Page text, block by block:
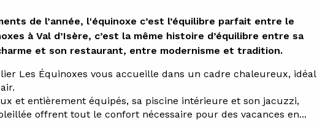
de l’année, l'équinoxe c’est l’équilibre parfait entre le
à Val d’Isère, c’est la même histoire d’équilibre entre sa
et son restaurant, entre modernisme et tradition.
Les Équinoxes vous accueille dans un cadre chaleureux, idéal
et entièrement équipés, sa piscine intérieure et son jacuzzi,
offrent tout le confort nécessaire pour des vacances en...